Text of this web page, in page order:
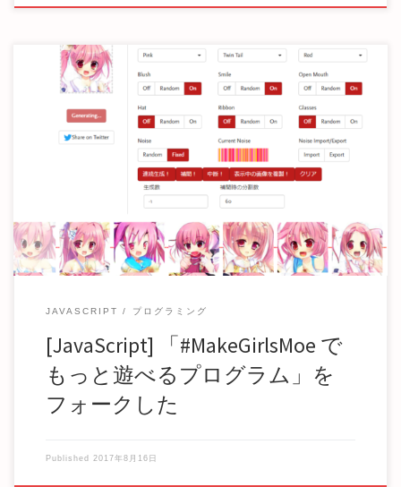
#MakeGirlsMoe でもっと遊べるプログラムを書いた（実質百
合画像生成） がとても良かったの […]
JAVASCRIPT プログラミング
[JavaScript] 「#MakeGirlsMoe で
もっと遊べるプログラム」を
フォークした
Published 2017年8月16日